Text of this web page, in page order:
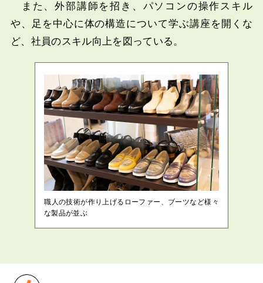
また、外部講師を招き、パソコンの操作スキル
や、足を中心に体の構造について学ぶ講座を開くな
ど、社員のスキル向上を図っている。
職人の技術が作り上げるローファー、ブーツなど様々
な製品が並ぶ